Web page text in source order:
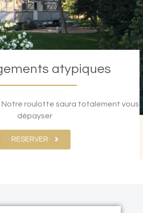
atypiques
Notre roulotte saura totalement vous
dépayser
RESERVER